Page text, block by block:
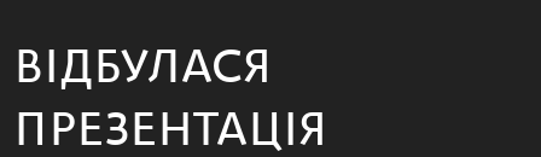
ВІДБУЛАСЯ
ПРЕЗЕНТАЦІЯ